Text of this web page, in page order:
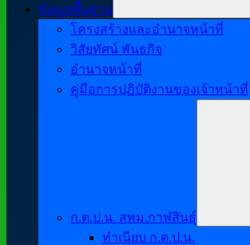
ข้อมูลพื้นฐาน
โครงสร้างและอำนาจหน้าที่
วิสัยทัศน์ พันธกิจ
อำนาจหน้าที่
คู่มือการปฏิบัติงานของเจ้าหน้าที่
ก.ต.ป.น. สพม.กาฬสินธุ์
ทำเนียบ ก.ต.ป.น.